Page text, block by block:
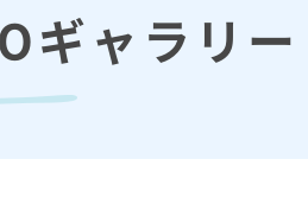
ギャラリー